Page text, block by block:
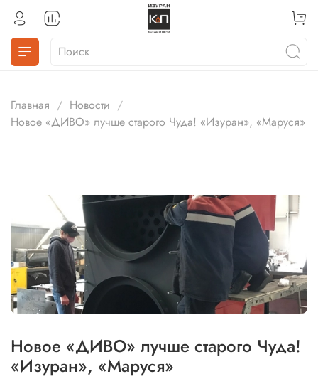
Главная
Новости
Новое «ДИВО» лучше старого Чуда! «Изуран», «Маруся»
Новое «ДИВО» лучше старого Чуда!
«Изуран», «Маруся»